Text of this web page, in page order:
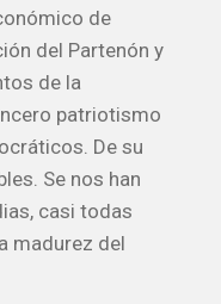
de
del Partenón y
de la
patriotismo
De su
Se nos han
casi todas
madurez del